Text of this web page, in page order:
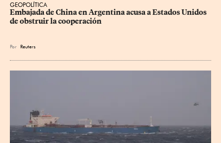
GEOPOLÍTICA
Embajada de China en Argentina acusa a Estados Unidos
de obstruir la cooperación
Por Reuters